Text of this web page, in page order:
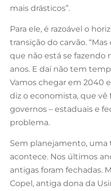
mais drásticos”.
Para ele, é razoável o
transição do carvão.
que não está se fazendo
anos. E daí não tem
Vamos chegar em 2040
diz o economista, que
governos – estaduais e
problema.
Sem planejamento, uma
acontece. Nos últimos
antigas foram fechadas.
Copel, antiga dona da